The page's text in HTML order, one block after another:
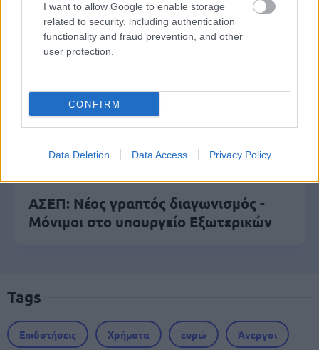
I want to allow Google to enable storage
related to security, including authentication
functionality and fraud prevention, and other
user protection.
CONFIRM
Data Deletion Data Access Privacy Policy
Αλλάζουν τα χαρτονομίσματα ευρώ –
Οριστικά εκτός το 500ευρο
ΔΥΠΑ: 1.000 προσλήψεις με μισθό έως
ΑΣΕΠ: Νέος γραπτός διαγωνισμός -
Μόνιμοι στο υπουργείο Εξωτερικών
Tags
Επιδοτήσεις Χρήματα ευρώ Άνεργοι